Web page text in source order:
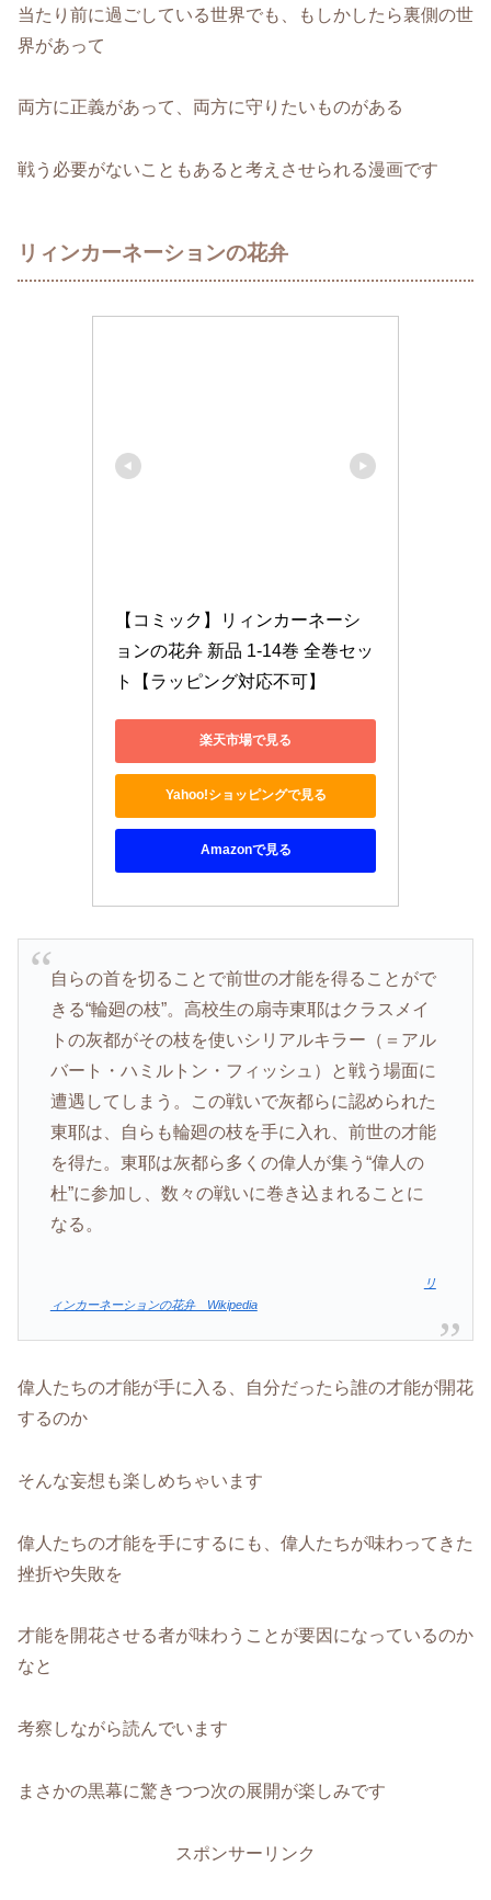
当たり前に過ごしている世界でも、もしかしたら裏側の世
界があって
両方に正義があって、両方に守りたいものがある
戦う必要がないこともあると考えさせられる漫画です
リィンカーネーションの花弁
【コミック】リィンカーネーシ
ョンの花弁 新品 1-14巻 全巻セッ
ト【ラッピング対応不可】
楽天市場で見る
Yahoo!ショッピングで見る
Amazonで見る
自らの首を切ることで前世の才能を得ることがで
きる“輪廻の枝”。高校生の扇寺東耶はクラスメイ
トの灰都がその枝を使いシリアルキラー（＝アル
バート・ハミルトン・フィッシュ）と戦う場面に
遭遇してしまう。この戦いで灰都らに認められた
東耶は、自らも輪廻の枝を手に入れ、前世の才能
を得た。東耶は灰都ら多くの偉人が集う“偉人の
杜”に参加し、数々の戦いに巻き込まれることに
なる。
リ
ィンカーネーションの花弁 Wikipedia
偉人たちの才能が手に入る、自分だったら誰の才能が開花
するのか
そんな妄想も楽しめちゃいます
偉人たちの才能を手にするにも、偉人たちが味わってきた
挫折や失敗を
才能を開花させる者が味わうことが要因になっているのか
なと
考察しながら読んでいます
まさかの黒幕に驚きつつ次の展開が楽しみです
スポンサーリンク